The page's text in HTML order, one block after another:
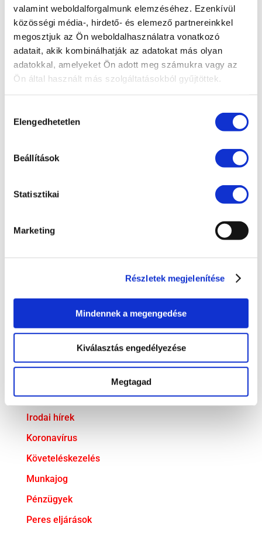
valamint weboldalforgalmunk elemzéséhez. Ezenkívül
közösségi média-, hirdető- és elemező partnereinkkel
megosztjuk az Ön weboldalhasználatra vonatkozó
adatait, akik kombinálhatják az adatokat más olyan
adatokkal, amelyeket Ön adott meg számukra vagy az
Ön által használt más szolgáltatásokból gyűjtöttek.
kiválasztása
Elengedhetetlen
Beállítások
Statisztikai
Marketing
Részletek megjelenítése
Mindennek a megengedése
Kiválasztás engedélyezése
Megtagad
LEGUTÓBBI BEJEGYZÉSEK
„Trónok harca” a családi vállalatokban – Irodánk
előadása a PP Konferencián
Előadás a Cseh-Magyar Üzleti Klubban
Partner ügyvédünk is részt vett a svéd–magyar
üzleti kapcsolatok fennállásának 30. évfordulója
Befektetési Jogi Fórumon
Bejelentővédelem
Compliance
Ingatlanjog
Irodai hírek
Koronavírus
Követeléskezelés
Munkajog
Pénzügyek
Peres eljárások